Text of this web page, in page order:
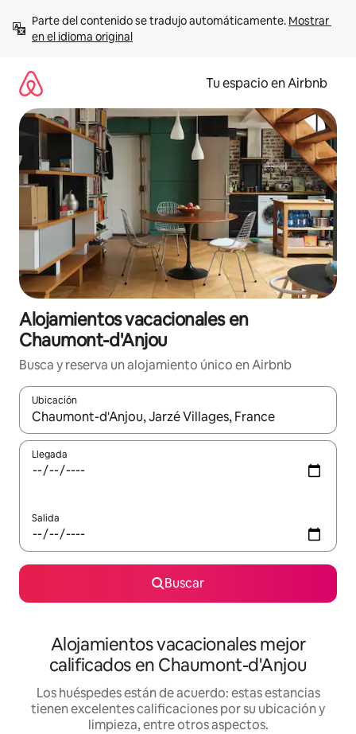
contenido
Parte del contenido se tradujo automáticamente. Mostrar
en el idioma original
Tu espacio en Airbnb
Alojamientos vacacionales en
Chaumont-d'Anjou
Busca y reserva un alojamiento único en Airbnb
Ubicación
Cuando los resultados estén disponibles, podrás navegar
Llegada
Salida
Buscar
Alojamientos vacacionales mejor
calificados en Chaumont-d'Anjou
Los huéspedes están de acuerdo: estas estancias
tienen excelentes calificaciones por su ubicación y
limpieza, entre otros aspectos.